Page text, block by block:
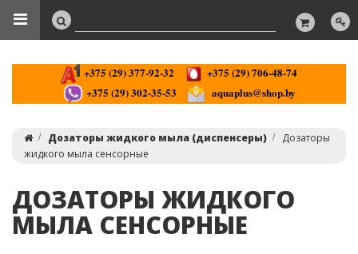
+375 (29) 377-92-32
+375 (29) 706-48-74
+375 (29) 302-35-53
aquaplus@shop.by
Дозаторы жидкого мыла (диспенсеры)
Дозаторы
жидкого мыла сенсорные
ДОЗАТОРЫ ЖИДКОГО
МЫЛА СЕНСОРНЫЕ